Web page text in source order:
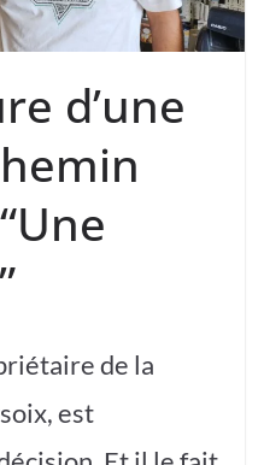
d’une
de la
est